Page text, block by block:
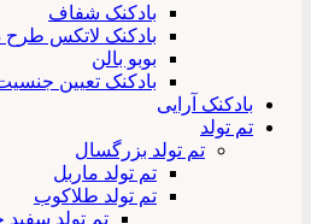
بادکنک شفاف
بادکنک لاتکس طرح
بوبو بالن
بادکنک تعیین
بادکنک آرایی
تم تولد
تم تولد بزرگسال
تم تولد ماربل
تم تولد طلاکوب
تم تولد سفید